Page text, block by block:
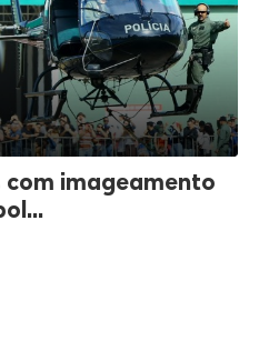
com imageamento